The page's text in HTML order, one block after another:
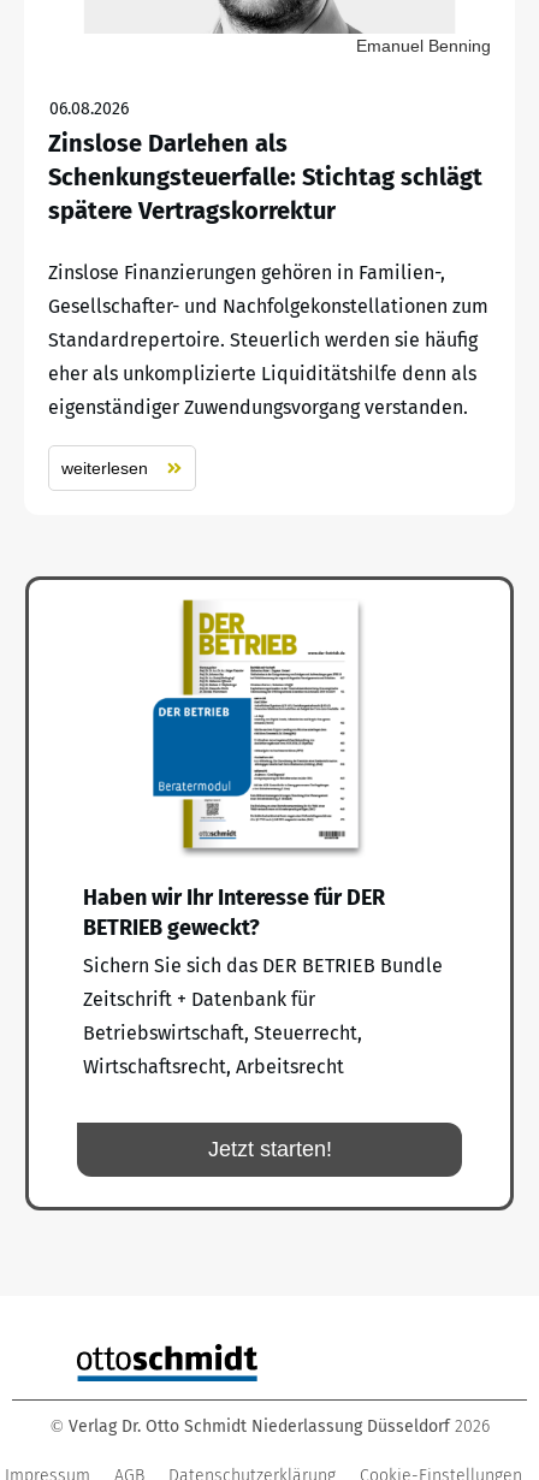
Emanuel Benning
06.08.2026
Zinslose Darlehen als
Schenkungsteuerfalle: Stichtag schlägt
spätere Vertragskorrektur
Zinslose Finanzierungen gehören in Familien-,
Gesellschafter- und Nachfolgekonstellationen zum
Standardrepertoire. Steuerlich werden sie häufig
eher als unkomplizierte Liquiditätshilfe denn als
eigenständiger Zuwendungsvorgang verstanden.
weiterlesen
Haben wir Ihr Interesse für DER
BETRIEB geweckt?
Sichern Sie sich das DER BETRIEB Bundle
Zeitschrift + Datenbank für
Betriebswirtschaft, Steuerrecht,
Wirtschaftsrecht, Arbeitsrecht
Jetzt starten!
© Verlag Dr. Otto Schmidt Niederlassung Düsseldorf 2026